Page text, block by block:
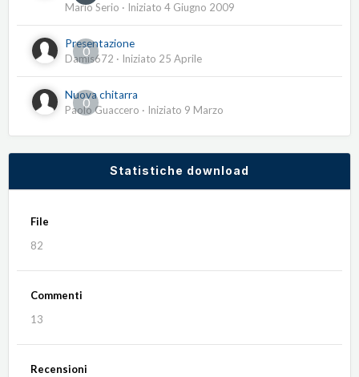
Mario Serio · Iniziato 4 Giugno 2009
0
Presentazione
Damis672 · Iniziato 25 Aprile
0
Nuova chitarra
Paolo Guaccero · Iniziato 9 Marzo
Statistiche download
File
82
Commenti
13
Recensioni